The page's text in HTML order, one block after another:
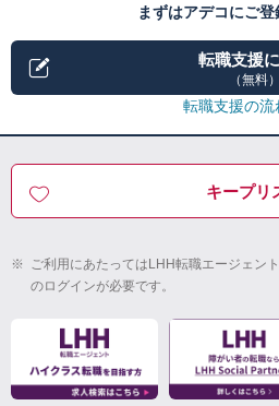
まずはアデコにご
転職支援
（無料）
転職支援の流
キープリ
※ ご利用にあたってはLHH転職エージェン
のログインが必要です。